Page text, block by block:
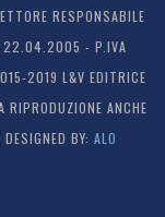
RESPONSABILE
22.04.2005 - P.IVA
2019 L&V EDITRICE
ANCHE
BY: ALO